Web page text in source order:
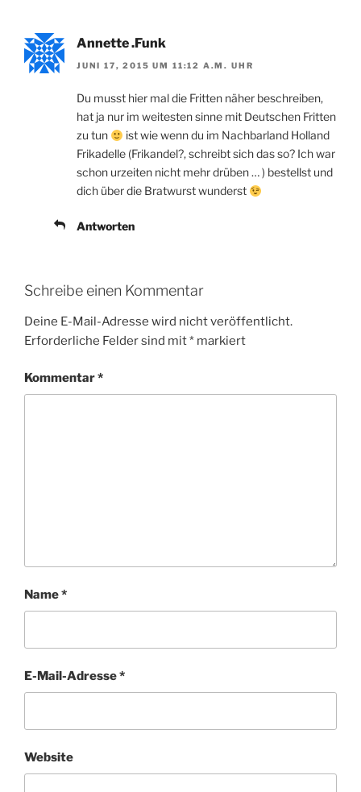
Annette .Funk
JUNI 17, 2015 UM 11:12 A.M. UHR
Du musst hier mal die Fritten näher beschreiben,
hat ja nur im weitesten sinne mit Deutschen Fritten
zu tun
ist wie wenn du im Nachbarland Holland
Frikadelle (Frikandel?, schreibt sich das so? Ich war
schon urzeiten nicht mehr drüben … ) bestellst und
dich über die Bratwurst wunderst
Antworten
Schreibe einen Kommentar
Deine E-Mail-Adresse wird nicht veröffentlicht.
Erforderliche Felder sind mit* markiert
Kommentar*
Name*
E-Mail-Adresse*
Website